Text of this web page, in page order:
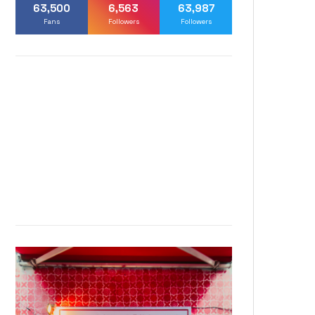
63,500
Fans
6,563
Followers
63,987
Followers